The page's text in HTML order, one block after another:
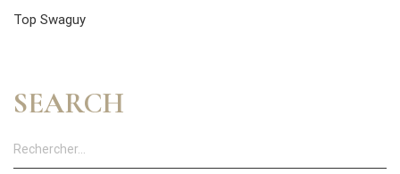
Top Swaguy
SEARCH